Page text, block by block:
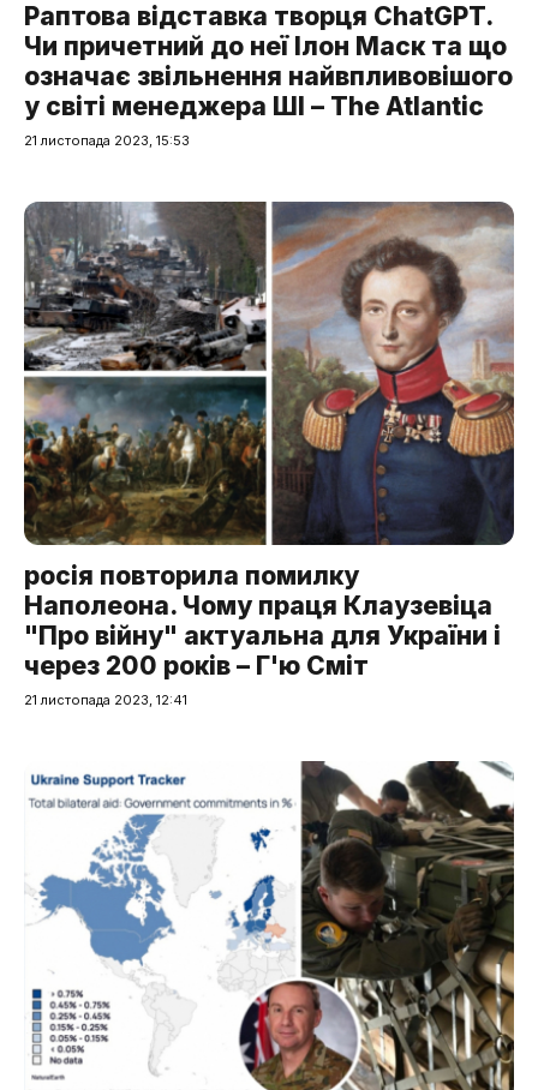
Раптова відставка творця ChatGPT.
Чи причетний до неї Ілон Маск та що
означає звільнення найвпливовішого
у світі менеджера ШІ – The Atlantic
21 листопада 2023, 15:53
росія повторила помилку
Наполеона. Чому праця Клаузевіца
"Про війну" актуальна для України і
через 200 років – Г'ю Сміт
21 листопада 2023, 12:41